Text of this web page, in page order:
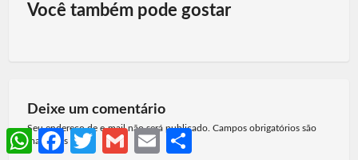
Você também pode gostar
Deixe um comentário
Seu endereço de e-mail não será publicado. Campos obrigatórios são
marcados
WhatsAppFacebookTwitterGmail Email Share